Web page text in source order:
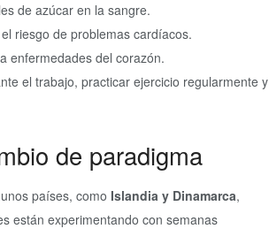
de azúcar en la sangre.
riesgo de problemas cardíacos.
enfermedades del corazón.
el trabajo, practicar ejercicio regularmente y
de paradigma
países, como Islandia y Dinamarca,
están experimentando con semanas